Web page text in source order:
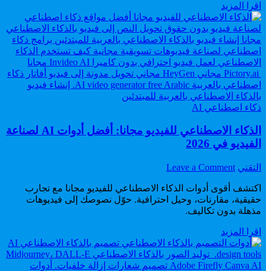
شهر
لن
تصدق
النتيجة
اقرا المزيد
طريقة
لتعلم
الذكاء
الاصطناعي
خلال
شهر
لن
تصدق
النتيجة
Posted
ذكاء اصطناعي AI
الذكاء الاصطناعي للفيديو مجانا: أفضل أدوات AI لصناعة
الفيديو في 2026
Author:
التقني Leave a Comment
on
الاصطناعي
للفيديو
AI
لصناعة
الفيديو
اكتشف أقوى أدوات الذكاء الاصطناعي للفيديو مجانا مع تجارب
حقيقية، مقارنات، وحيل احترافية. حوّل نصوصك إلى فيديوهات
مذهلة بدون تكاليف.
اقرا المزيد
الاصطناعي
للفيديو
مجانا: